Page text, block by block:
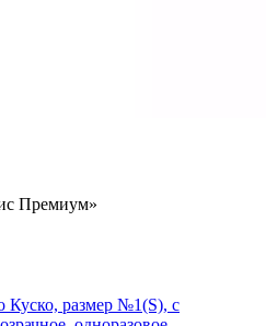
Премиум»
Куско, размер №1(S), с